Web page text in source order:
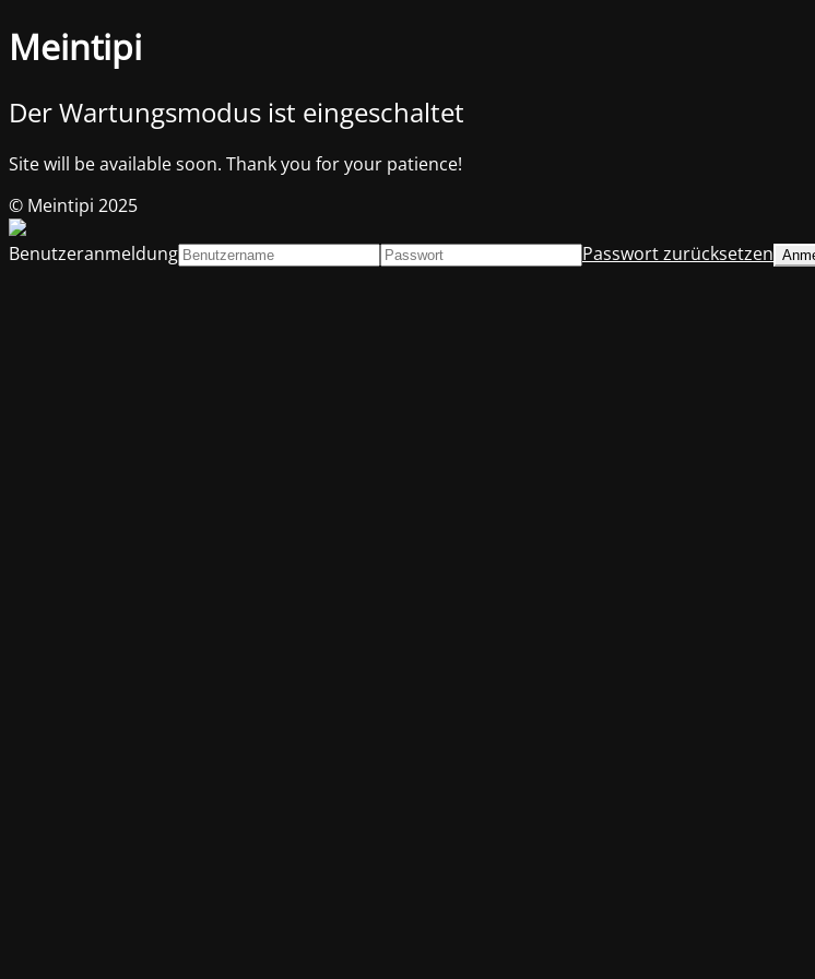
Meintipi
Der Wartungsmodus ist eingeschaltet
Site will be available soon. Thank you for your patience!
© Meintipi 2025
Benutzeranmeldung
Passwort zurücksetzen